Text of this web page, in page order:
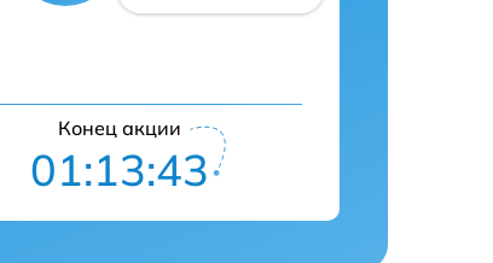
Конец акции
01:13:42